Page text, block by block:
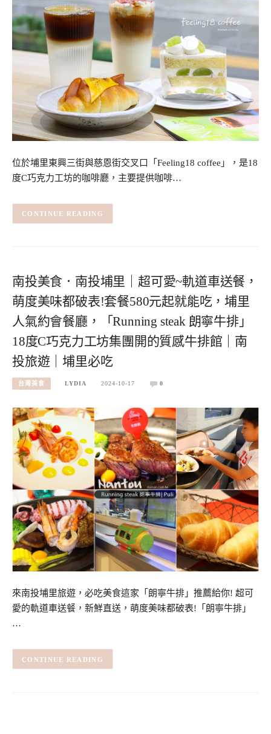
位於埔里東興三街與慈恩街交叉口「Feeling18 coffee」，是18
度C巧克力工坊的咖啡廳，主要提供咖啡…
CONTINUE READING
南投美食．南投埔里｜超可愛~軌道車送餐，
萌度美味都破表!套餐580元起就能吃，埔里
人氣約會餐廳，「Running steak 朗寧牛排」
18度C巧克力工坊集團開的質感牛排館｜南
投旅遊｜埔里必吃
台灣美食 LYDIA 2024-10-17 0
來南投埔里旅遊，必吃美食這家「朗寧牛排」推薦給你! 超可
愛的軌道車送餐，新鮮直送，萌度美味都破表!「朗寧牛排」
…
CONTINUE READING